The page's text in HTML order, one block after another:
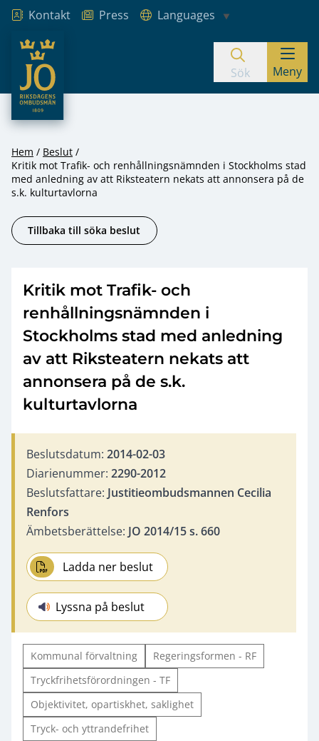
Hoppa till innehåll
Kontakt Press
Languages
JO – Riksdagens Ombudsmän
Sök Meny
Hem
Beslut
Kritik mot Trafik- och renhållningsnämnden i Stockholms stad
med anledning av att Riksteatern nekats att annonsera på de
s.k. kulturtavlorna
Tillbaka till söka beslut
Kritik mot Trafik- och
renhållningsnämnden i
Stockholms stad med anledning
av att Riksteatern nekats att
annonsera på de s.k.
kulturtavlorna
Beslutsdatum: 2014-02-03
Diarienummer: 2290-2012
Beslutsfattare: Justitieombudsmannen Cecilia
Renfors
Ämbetsberättelse: JO 2014/15 s. 660
Ladda ner beslut
Lyssna på beslut
Kommunal förvaltning
Regeringsformen - RF
Tryckfrihetsförordningen - TF
Objektivitet, opartiskhet, saklighet
Tryck- och yttrandefrihet